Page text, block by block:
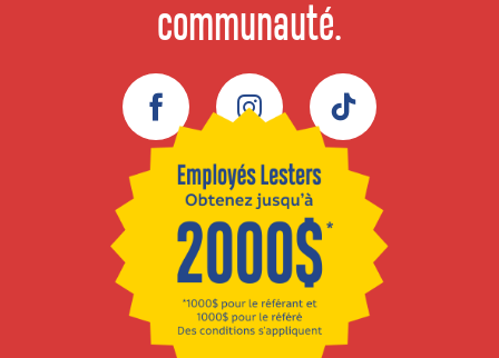
communauté.
Facebook Instagram TikTok